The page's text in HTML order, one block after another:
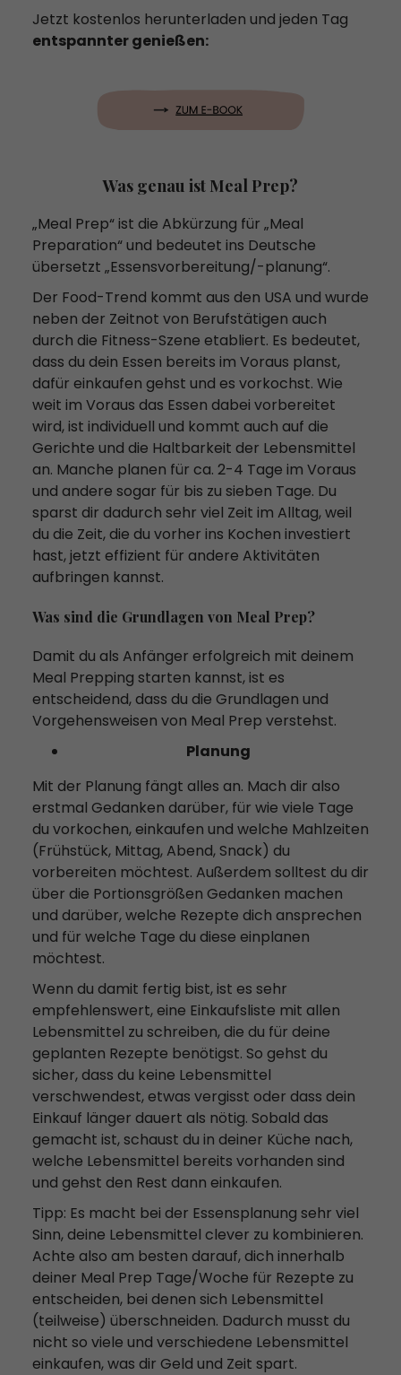
Jetzt kostenlos herunterladen und jeden Tag
entspannter genießen:
Was genau ist Meal Prep?
„Meal Prep“ ist die Abkürzung für „Meal
Preparation“ und bedeutet ins Deutsche
übersetzt „Essensvorbereitung/-planung“.
Der Food-Trend kommt aus den USA und wurde
neben der Zeitnot von Berufstätigen auch
durch die Fitness-Szene etabliert. Es bedeutet,
dass du dein Essen bereits im Voraus planst,
dafür einkaufen gehst und es vorkochst. Wie
weit im Voraus das Essen dabei vorbereitet
wird, ist individuell und kommt auch auf die
Gerichte und die Haltbarkeit der Lebensmittel
an. Manche planen für ca. 2-4 Tage im Voraus
und andere sogar für bis zu sieben Tage. Du
sparst dir dadurch sehr viel Zeit im Alltag, weil
du die Zeit, die du vorher ins Kochen investiert
hast, jetzt effizient für andere Aktivitäten
aufbringen kannst.
Was sind die Grundlagen von Meal Prep?
Damit du als Anfänger erfolgreich mit deinem
Meal Prepping starten kannst, ist es
entscheidend, dass du die Grundlagen und
Vorgehensweisen von Meal Prep verstehst.
Planung
Mit der Planung fängt alles an. Mach dir also
erstmal Gedanken darüber, für wie viele Tage
du vorkochen, einkaufen und welche Mahlzeiten
(Frühstück, Mittag, Abend, Snack) du
vorbereiten möchtest. Außerdem solltest du dir
über die Portionsgrößen Gedanken machen
und darüber, welche Rezepte dich ansprechen
und für welche Tage du diese einplanen
möchtest.
Wenn du damit fertig bist, ist es sehr
empfehlenswert, eine Einkaufsliste mit allen
Lebensmittel zu schreiben, die du für deine
geplanten Rezepte benötigst. So gehst du
sicher, dass du keine Lebensmittel
verschwendest, etwas vergisst oder dass dein
Einkauf länger dauert als nötig. Sobald das
gemacht ist, schaust du in deiner Küche nach,
welche Lebensmittel bereits vorhanden sind
und gehst den Rest dann einkaufen.
Tipp: Es macht bei der Essensplanung sehr viel
Sinn, deine Lebensmittel clever zu kombinieren.
Achte also am besten darauf, dich innerhalb
deiner Meal Prep Tage/Woche für Rezepte zu
entscheiden, bei denen sich Lebensmittel
(teilweise) überschneiden. Dadurch musst du
nicht so viele und verschiedene Lebensmittel
einkaufen, was dir Geld und Zeit spart.